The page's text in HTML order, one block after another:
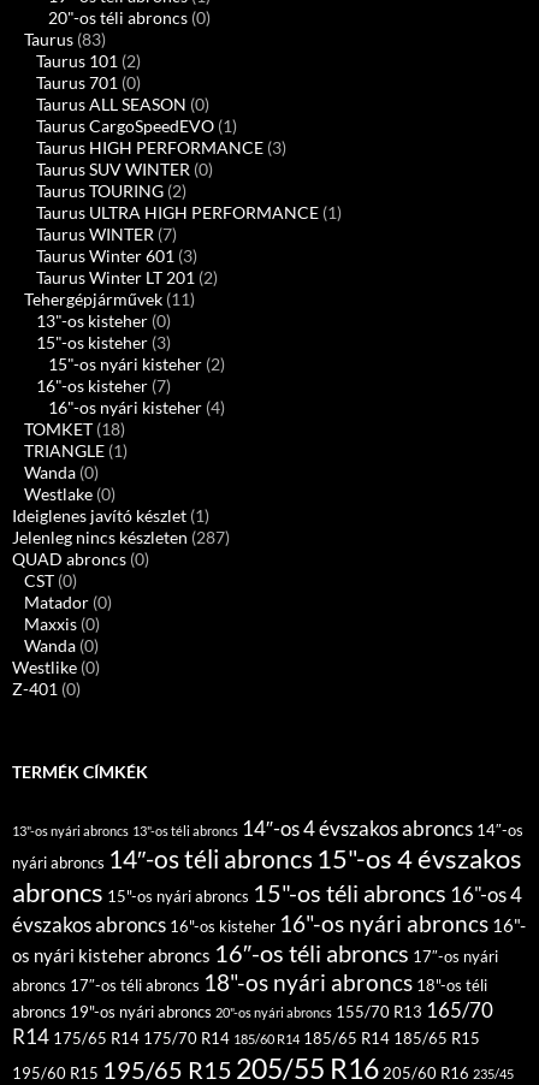
20"-os téli abroncs (0)
Taurus (83)
Taurus 101 (2)
Taurus 701 (0)
Taurus ALL SEASON (0)
Taurus CargoSpeedEVO (1)
Taurus HIGH PERFORMANCE (3)
Taurus SUV WINTER (0)
Taurus TOURING (2)
Taurus ULTRA HIGH PERFORMANCE (1)
Taurus WINTER (7)
Taurus Winter 601 (3)
Taurus Winter LT 201 (2)
Tehergépjárművek (11)
13"-os kisteher (0)
15"-os kisteher (3)
15"-os nyári kisteher (2)
16"-os kisteher (7)
16"-os nyári kisteher (4)
TOMKET (18)
TRIANGLE (1)
Wanda (0)
Westlake (0)
Ideiglenes javító készlet (1)
Jelenleg nincs készleten (287)
QUAD abroncs (0)
CST (0)
Matador (0)
Maxxis (0)
Wanda (0)
Westlike (0)
Z-401 (0)
TERMÉK CÍMKÉK
13"-os nyári abroncs 13"-os téli abroncs 14″-os 4 évszakos abroncs 14″-os
nyári abroncs 14″-os téli abroncs15"-os 4 évszakos
abroncs 15"-os nyári abroncs 15"-os téli abroncs 16"-os 4
évszakos abroncs 16"-os kisteher 16"-os nyári abroncs 16"-
os nyári kisteher abroncs 16″-os téli abroncs 17″-os nyári
abroncs 17″-os téli abroncs 18"-os nyári abroncs 18"-os téli
abroncs 19"-os nyári abroncs 20"-os nyári abroncs 155/70 R13 165/70
R14 175/65 R14 175/70 R14 185/60 R14 185/65 R14 185/65 R15
195/60 R15 195/65 R15 205/55 R16 205/60 R16 235/45